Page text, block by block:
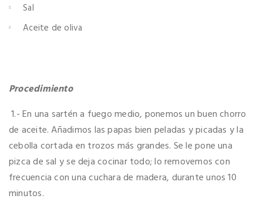
Sal
Aceite de oliva
Procedimiento
1.- En una sartén a fuego medio, ponemos un buen chorro
de aceite. Añadimos las papas bien peladas y picadas y la
cebolla cortada en trozos más grandes. Se le pone una
pizca de sal y se deja cocinar todo; lo removemos con
frecuencia con una cuchara de madera, durante unos 10
minutos.